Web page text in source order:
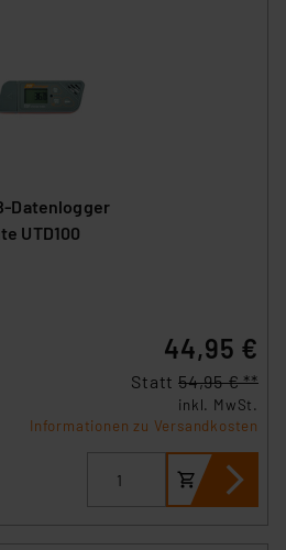
Datenlogger
UTD100
44,95 €
Statt 54,95 € **
inkl. MwSt.
Informationen zu Versandkosten